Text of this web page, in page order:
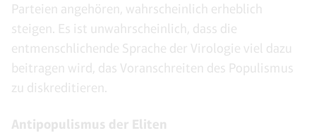
Parteien angehören, wahrscheinlich erheblich
steigen. Es ist unwahrscheinlich, dass die
entmenschlichende Sprache der Virologie viel dazu
beitragen wird, das Voranschreiten des Populismus
zu diskreditieren.
Antipopulismus der Eliten